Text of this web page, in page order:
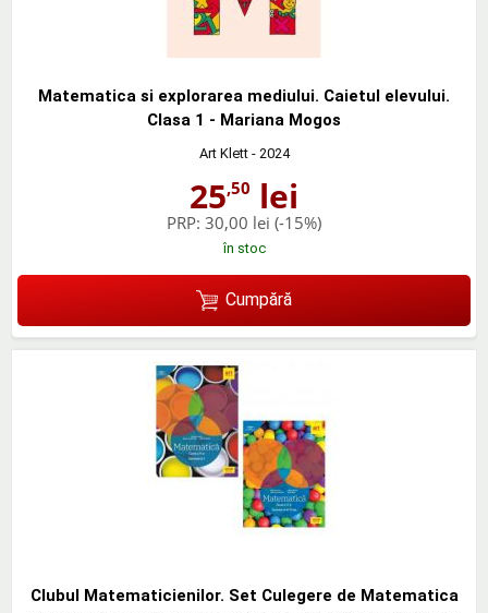
Matematica si explorarea mediului. Caietul elevului.
Clasa 1 - Mariana Mogos
Art Klett- 2024
25,50 lei
PRP: 30,00 lei (-15%)
în stoc
Cumpără
Clubul Matematicienilor. Set Culegere de Matematica